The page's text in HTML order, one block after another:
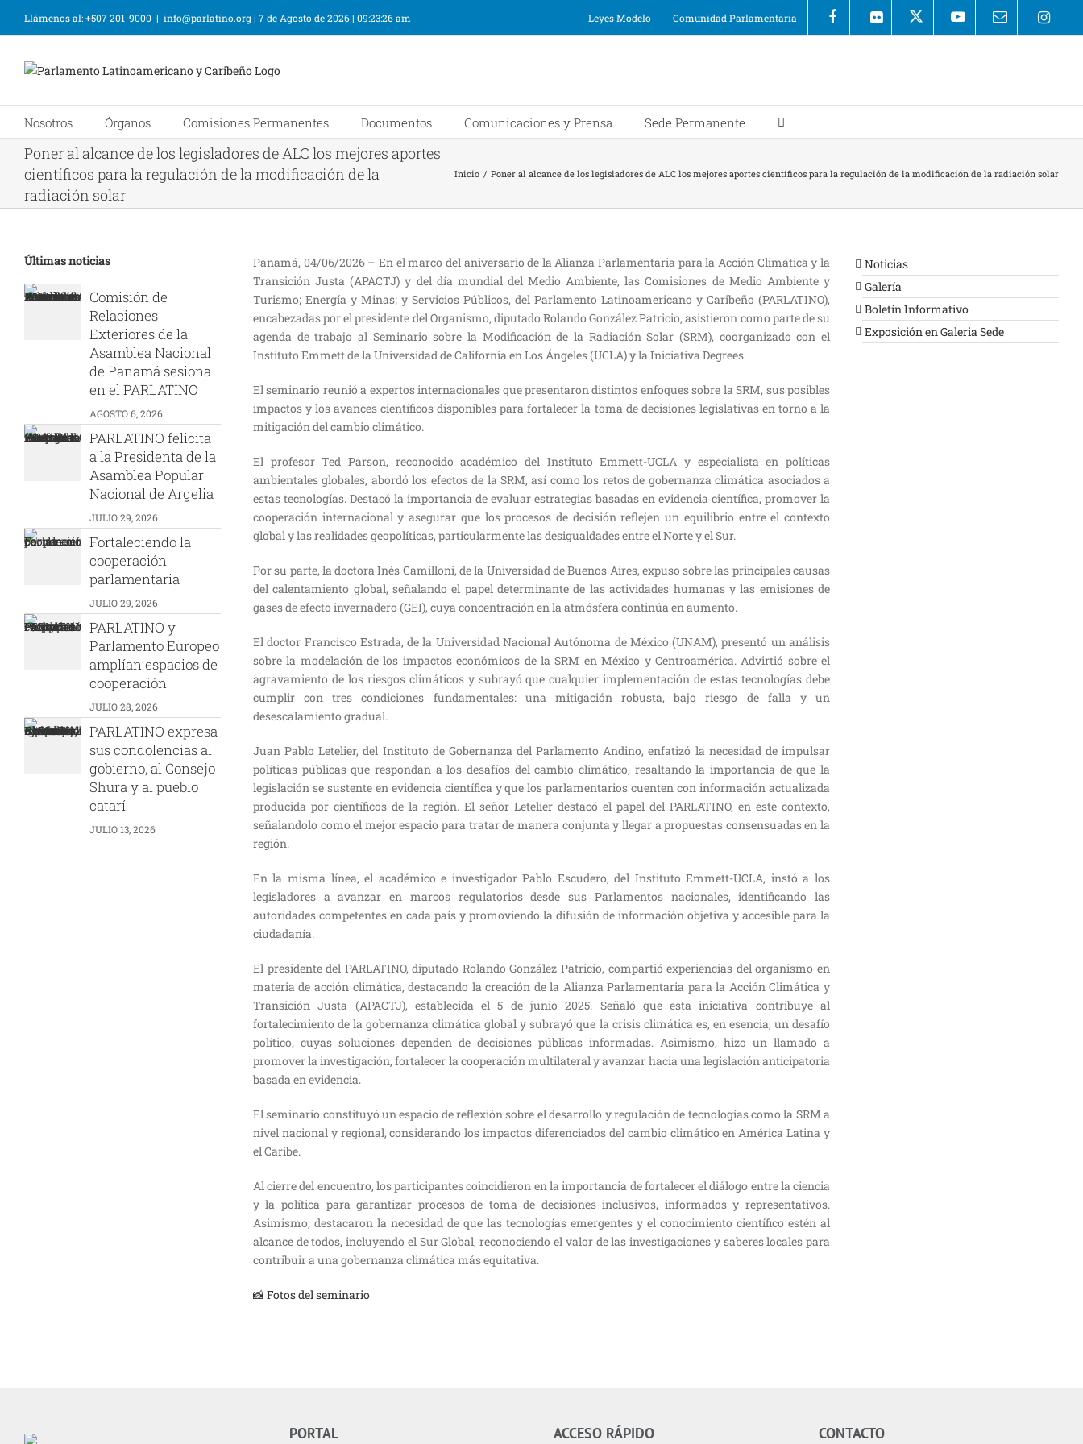
Llámenos al: +507 201-9000 | info@parlatino.org| 7 de Agosto de 2026| 09:23:26 am Leyes Modelo Comunidad Parlamentaria
Nosotros Órganos Comisiones Permanentes Documentos Comunicaciones y Prensa Sede Permanente
Poner al alcance de los legisladores de ALC los mejores aportes
científicos para la regulación de la modificación de la
radiación solar
Inicio / Poner al alcance de los legisladores de ALC los mejores aportes científicos para la regulación de la modificación de la radiación solar
Panamá, 04/06/2026 – En el marco del aniversario de la Alianza Parlamentaria para la Acción Climática y la
Transición Justa (APACTJ) y del día mundial del Medio Ambiente, las Comisiones de Medio Ambiente y
Turismo; Energía y Minas; y Servicios Públicos, del Parlamento Latinoamericano y Caribeño (PARLATINO),
encabezadas por el presidente del Organismo, diputado Rolando González Patricio, asistieron como parte de su
agenda de trabajo al Seminario sobre la Modificación de la Radiación Solar (SRM), coorganizado con el
Instituto Emmett de la Universidad de California en Los Ángeles (UCLA) y la Iniciativa Degrees.
El seminario reunió a expertos internacionales que presentaron distintos enfoques sobre la SRM, sus posibles
impactos y los avances científicos disponibles para fortalecer la toma de decisiones legislativas en torno a la
mitigación del cambio climático.
El profesor Ted Parson, reconocido académico del Instituto Emmett-UCLA y especialista en políticas
ambientales globales, abordó los efectos de la SRM, así como los retos de gobernanza climática asociados a
estas tecnologías. Destacó la importancia de evaluar estrategias basadas en evidencia científica, promover la
cooperación internacional y asegurar que los procesos de decisión reflejen un equilibrio entre el contexto
global y las realidades geopolíticas, particularmente las desigualdades entre el Norte y el Sur.
Por su parte, la doctora Inés Camilloni, de la Universidad de Buenos Aires, expuso sobre las principales causas
del calentamiento global, señalando el papel determinante de las actividades humanas y las emisiones de
gases de efecto invernadero (GEI), cuya concentración en la atmósfera continúa en aumento.
El doctor Francisco Estrada, de la Universidad Nacional Autónoma de México (UNAM), presentó un análisis
sobre la modelación de los impactos económicos de la SRM en México y Centroamérica. Advirtió sobre el
agravamiento de los riesgos climáticos y subrayó que cualquier implementación de estas tecnologías debe
cumplir con tres condiciones fundamentales: una mitigación robusta, bajo riesgo de falla y un
desescalamiento gradual.
Juan Pablo Letelier, del Instituto de Gobernanza del Parlamento Andino, enfatizó la necesidad de impulsar
políticas públicas que respondan a los desafíos del cambio climático, resaltando la importancia de que la
legislación se sustente en evidencia científica y que los parlamentarios cuenten con información actualizada
producida por científicos de la región. El señor Letelier destacó el papel del PARLATINO, en este contexto,
señalandolo como el mejor espacio para tratar de manera conjunta y llegar a propuestas consensuadas en la
región.
En la misma línea, el académico e investigador Pablo Escudero, del Instituto Emmett-UCLA, instó a los
legisladores a avanzar en marcos regulatorios desde sus Parlamentos nacionales, identificando las
autoridades competentes en cada país y promoviendo la difusión de información objetiva y accesible para la
ciudadanía.
El presidente del PARLATINO, diputado Rolando González Patricio, compartió experiencias del organismo en
materia de acción climática, destacando la creación de la Alianza Parlamentaria para la Acción Climática y
Transición Justa (APACTJ), establecida el 5 de junio 2025. Señaló que esta iniciativa contribuye al
fortalecimiento de la gobernanza climática global y subrayó que la crisis climática es, en esencia, un desafío
político, cuyas soluciones dependen de decisiones públicas informadas. Asimismo, hizo un llamado a
promover la investigación, fortalecer la cooperación multilateral y avanzar hacia una legislación anticipatoria
basada en evidencia.
El seminario constituyó un espacio de reflexión sobre el desarrollo y regulación de tecnologías como la SRM a
nivel nacional y regional, considerando los impactos diferenciados del cambio climático en América Latina y
el Caribe.
Al cierre del encuentro, los participantes coincidieron en la importancia de fortalecer el diálogo entre la ciencia
y la política para garantizar procesos de toma de decisiones inclusivos, informados y representativos.
Asimismo, destacaron la necesidad de que las tecnologías emergentes y el conocimiento científico estén al
alcance de todos, incluyendo el Sur Global, reconociendo el valor de las investigaciones y saberes locales para
contribuir a una gobernanza climática más equitativa.
📸 Fotos del seminario
Últimas noticias
Comisión de
Relaciones
Exteriores de la
Asamblea Nacional
de Panamá sesiona
en el PARLATINO
AGOSTO 6, 2026
PARLATINO felicita
a la Presidenta de la
Asamblea Popular
Nacional de Argelia
JULIO 29, 2026
Fortaleciendo la
cooperación
parlamentaria
JULIO 29, 2026
PARLATINO y
Parlamento Europeo
amplían espacios de
cooperación
JULIO 28, 2026
PARLATINO expresa
sus condolencias al
gobierno, al Consejo
Shura y al pueblo
catarí
JULIO 13, 2026
Noticias
Galería
Boletín Informativo
Exposición en Galeria Sede
PORTAL ACCESO RÁPIDO CONTACTO